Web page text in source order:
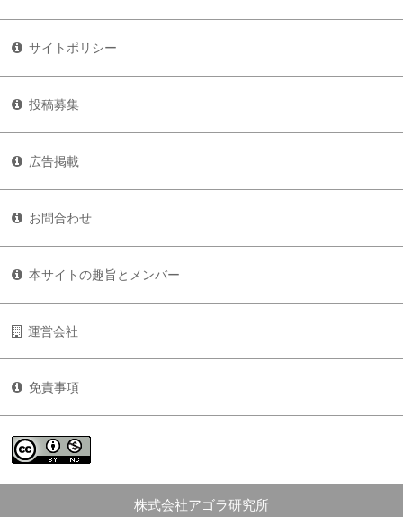
サイトポリシー
投稿募集
広告掲載
お問合わせ
本サイトの趣旨とメンバー
運営会社
免責事項
株式会社アゴラ研究所